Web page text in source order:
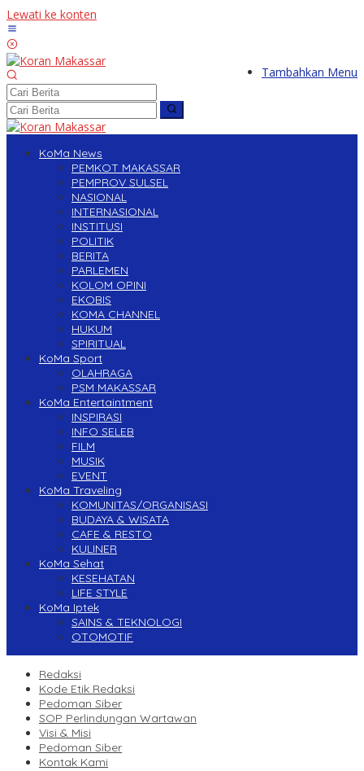
Lewati ke konten
Tambahkan Menu
KoMa News
PEMKOT MAKASSAR
PEMPROV SULSEL
NASIONAL
INTERNASIONAL
INSTITUSI
POLITIK
BERITA
PARLEMEN
KOLOM OPINI
EKOBIS
KOMA CHANNEL
HUKUM
SPIRITUAL
KoMa Sport
OLAHRAGA
PSM MAKASSAR
KoMa Entertaintment
INSPIRASI
INFO SELEB
FILM
MUSIK
EVENT
KoMa Traveling
KOMUNITAS/ORGANISASI
BUDAYA & WISATA
CAFE & RESTO
KULINER
KoMa Sehat
KESEHATAN
LIFE STYLE
KoMa Iptek
SAINS & TEKNOLOGI
OTOMOTIF
Redaksi
Kode Etik Redaksi
Pedoman Siber
SOP Perlindungan Wartawan
Visi & Misi
Pedoman Siber
Kontak Kami